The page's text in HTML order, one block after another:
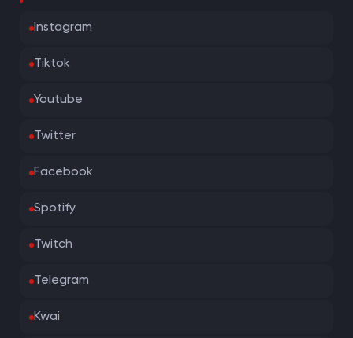
Instagram
Tiktok
Youtube
Twitter
Facebook
Spotify
Twitch
Telegram
Kwai